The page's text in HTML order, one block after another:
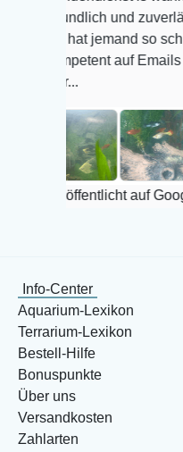
und zuverlässig, noch
jemand so schnell und
auf Emails reagiert wie
auf Google
Info-Center
Aquarium-Lexikon
Terrarium-Lexikon
Bestell-Hilfe
Bonuspunkte
Über uns
Versandkosten
Zahlarten